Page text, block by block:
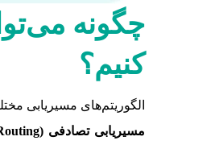
چگونه
کنیم؟
الگوریتم‌های مسیریابی
مسیریابی تصادفی (